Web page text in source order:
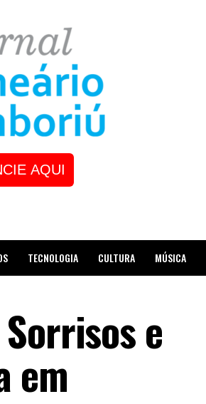
AQUI
TECNOLOGIA CULTURA MÚSICA
e
em